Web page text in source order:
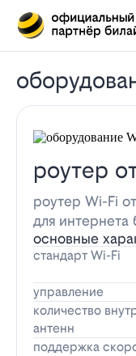
роутер
роутер Wi-Fi
для интернета
основные
стандарт Wi-Fi
управление
количество
антенн
поддержка